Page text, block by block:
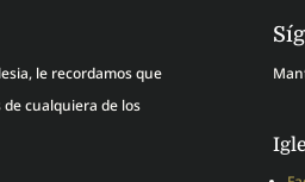
le recordamos que
cualquiera de los